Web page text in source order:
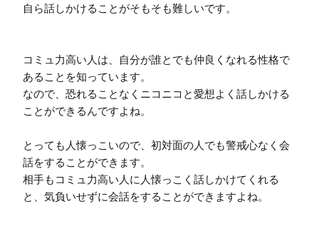
自ら話しかけることがそもそも難しいです。
コミュ力高い人は、自分が誰とでも仲良くなれる性格で
あることを知っています。
なので、恐れることなくニコニコと愛想よく話しかける
ことができるんですよね。
とっても人懐っこいので、初対面の人でも警戒心なく会
話をすることができます。
相手もコミュ力高い人に人懐っこく話しかけてくれる
と、気負いせずに会話をすることができますよね。